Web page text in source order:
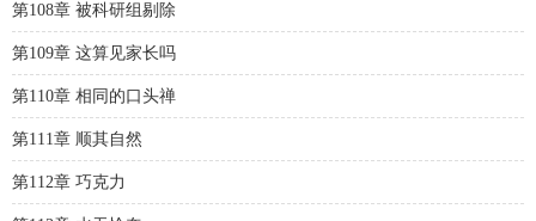
第108章 被科研组剔除
第109章 这算见家长吗
第110章 相同的口头禅
第111章 顺其自然
第112章 巧克力